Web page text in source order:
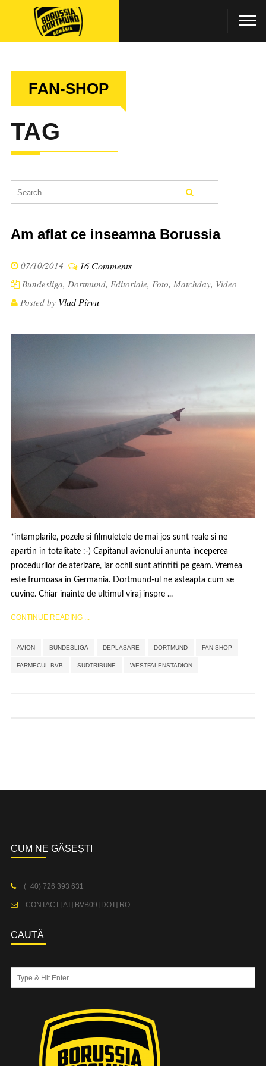
FAN-SHOP
TAG
Am aflat ce inseamna Borussia
07/10/2014 16 Comments
Bundesliga, Dortmund, Editoriale, Foto, Matchday, Video
Posted by Vlad Pîrvu
*intamplarile, pozele si filmuletele de mai jos sunt reale si ne
apartin in totalitate :-) Capitanul avionului anunta inceperea
procedurilor de aterizare, iar ochii sunt atintiti pe geam. Vremea
este frumoasa in Germania. Dortmund-ul ne asteapta cum se
cuvine. Chiar inainte de ultimul viraj inspre ...
CONTINUE READING ...
AVION BUNDESLIGA DEPLASARE DORTMUND FAN-SHOP
FARMECUL BVB SUDTRIBUNE WESTFALENSTADION
CUM NE GĂSEȘTI
(+40) 726 393 631
CONTACT [AT] BVB09 [DOT] RO
CAUTĂ